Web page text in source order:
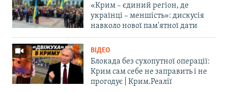
«Крим – єдиний регіон, де
українці – меншість»: дискусія
навколо нової пам'ятної дати
ВІДЕО
Блокада без сухопутної операції:
Крим сам себе не заправить і не
прогодує | Крим.Реалії